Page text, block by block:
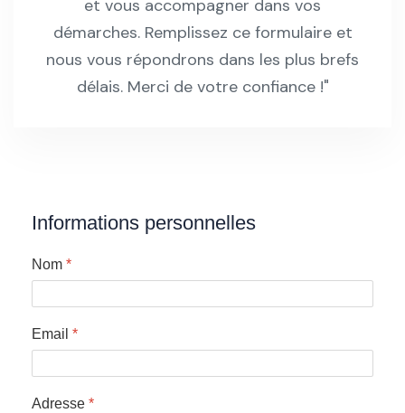
et vous accompagner dans vos
démarches. Remplissez ce formulaire et
nous vous répondrons dans les plus brefs
délais. Merci de votre confiance !"
Informations personnelles
Nom *
Email *
Adresse *